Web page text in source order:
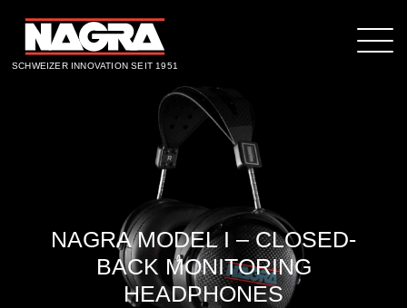
SCHWEIZER INNOVATION SEIT 1951
NAGRA MODEL I – CLOSED-
BACK MONITORING
HEADPHONES